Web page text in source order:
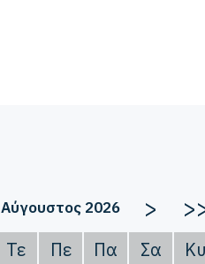
Αύγουστος 2026 >
Τε Πε Πα Σα
Κυ